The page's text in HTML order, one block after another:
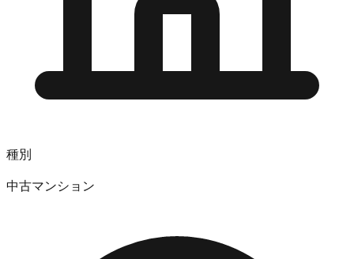
種別
中古マンション